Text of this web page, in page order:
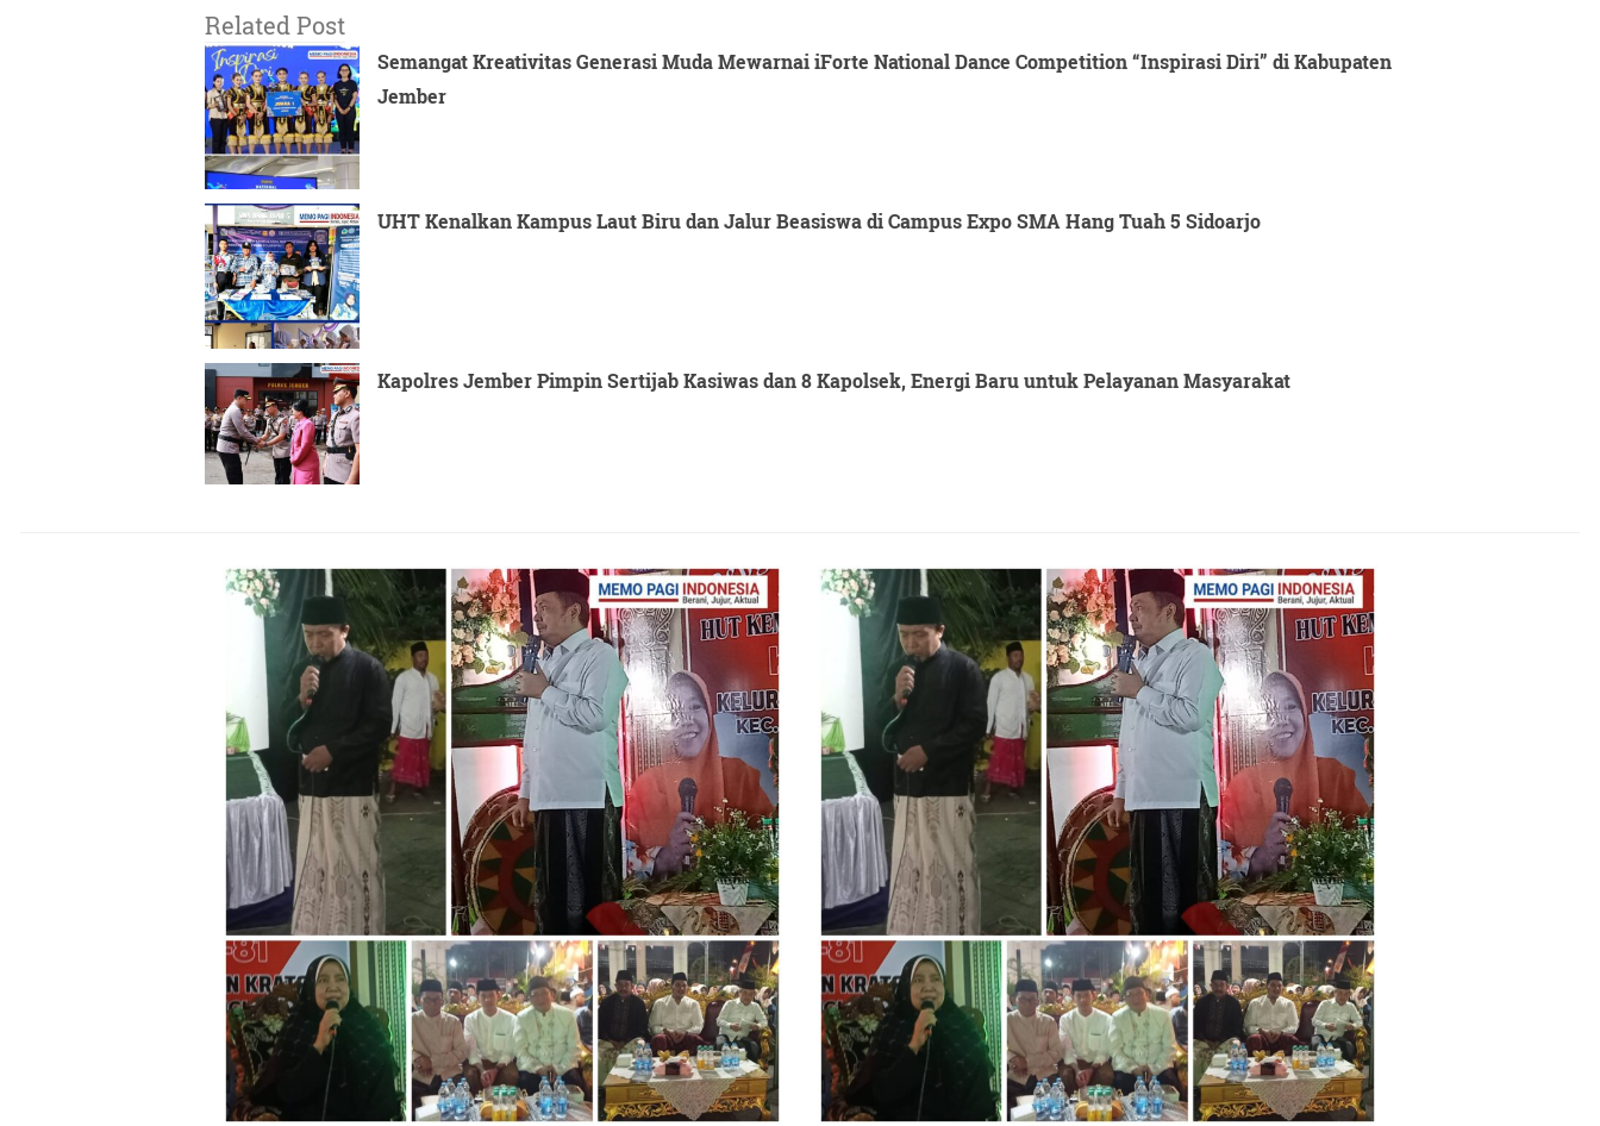
Related Post
Semangat Kreativitas Generasi Muda Mewarnai iForte National Dance Competition “Inspirasi Diri” di Kabupaten
Jember
UHT Kenalkan Kampus Laut Biru dan Jalur Beasiswa di Campus Expo SMA Hang Tuah 5 Sidoarjo
Kapolres Jember Pimpin Sertijab Kasiwas dan 8 Kapolsek, Energi Baru untuk Pelayanan Masyarakat